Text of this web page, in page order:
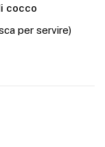
cocco
per servire)